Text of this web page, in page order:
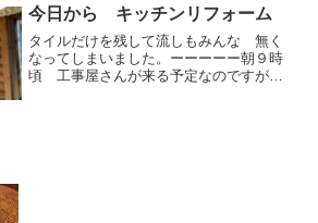
ぶ」そしてご馳走...
今日から キッチンリフォーム
タイルだけを残して流しもみんな 無く
なってしまいました。ーーーーー朝９時
頃 工事屋さんが来る予定なのですが時